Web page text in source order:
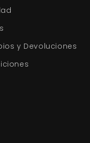
y Devoluciones